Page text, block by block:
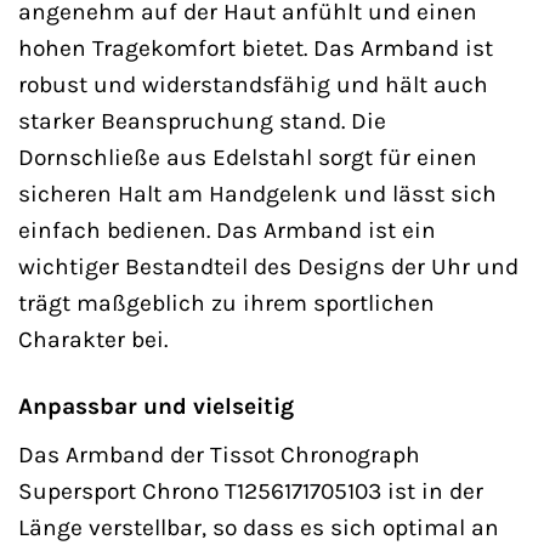
angenehm auf der Haut anfühlt und einen
hohen Tragekomfort bietet. Das Armband ist
robust und widerstandsfähig und hält auch
starker Beanspruchung stand. Die
Dornschließe aus Edelstahl sorgt für einen
sicheren Halt am Handgelenk und lässt sich
einfach bedienen. Das Armband ist ein
wichtiger Bestandteil des Designs der Uhr und
trägt maßgeblich zu ihrem sportlichen
Charakter bei.
Anpassbar und vielseitig
Das Armband der Tissot Chronograph
Supersport Chrono T1256171705103 ist in der
Länge verstellbar, so dass es sich optimal an